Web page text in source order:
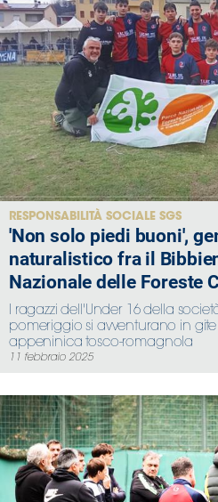
RESPONSABILITÀ SOCIALE SGS
'Non solo piedi buoni',
naturalistico fra il
Nazionale delle Foreste
I ragazzi dell'Under 16 della
pomeriggio si avventurano in
appeninica tosco-romagnola
11 febbraio 2025